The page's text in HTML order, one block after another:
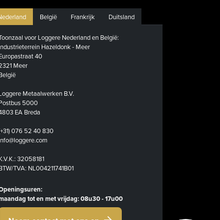
België Frankrijk Duitsland
voor Loggere Nederland en België:
Hazeldonk - Meer
40
Meer
Metaalwerken B.V.
5000
EA Breda
076 52 40 830
32058181
TVA: NL004211741B01
tot en met vrijdag: 08u30 - 17u00